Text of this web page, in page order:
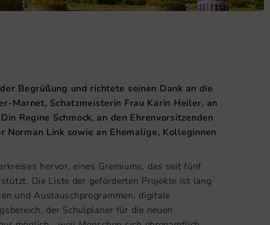
Begrüßung und richtete seinen Dank an die
Marnet, Schatzmeisterin Frau Karin Heiler, an
Regine Schmock, an den Ehrenvorsitzenden
Link sowie an Ehemalige, Kolleginnen
hervor, eines Gremiums, das seit fünf
Die Liste der geförderten Projekte ist lang
und Austauschprogrammen, digitale
der Schulplaner für die neuen